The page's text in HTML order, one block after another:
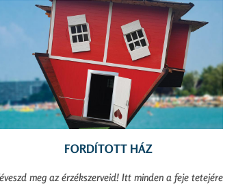
FORDÍTOTT HÁZ
meg az érzékszerveid! Itt minden a feje tetejére